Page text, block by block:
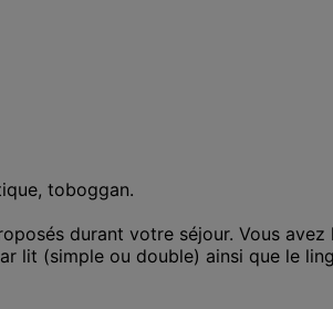
toboggan.
durant votre séjour. Vous
lit (simple ou double) ainsi que le